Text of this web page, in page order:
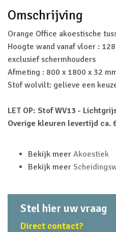
Omschrijving
Orange Office akoestische
Hoogte wand vanaf vloer :
exclusief schermhouders
Afmeting : 800 x 1800 x 32
Stof wolvilt: gelieve een
LET OP: Stof WV13 -
Overige kleuren levertijd ca.
Bekijk meer Akoestiek
Bekijk meer
Stel hier uw vraag
Direct contact?